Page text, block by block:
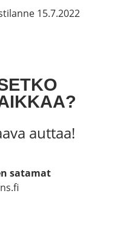
15.7.2022
auttaa!
satamat